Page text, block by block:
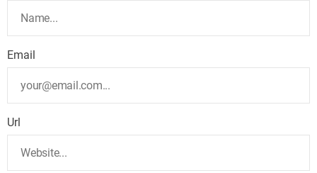
Email
Url